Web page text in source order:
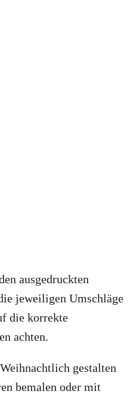
ausgedruckten
jeweiligen Umschläge
die korrekte
achten.
gestalten
bemalen oder mit